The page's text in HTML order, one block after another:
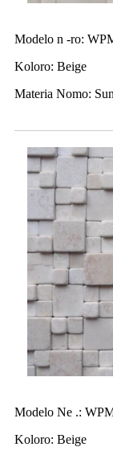
Modelo n -ro:
Koloro: Beige
Materia Nomo:
Modelo Ne .:
Koloro: Beige